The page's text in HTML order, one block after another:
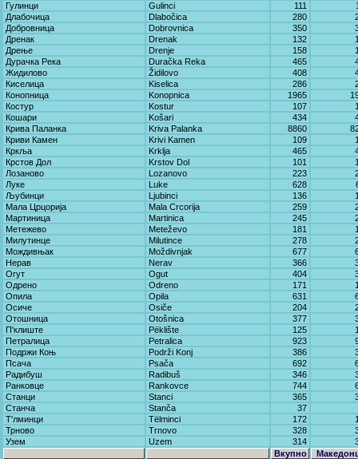
Гулинци
Gulinci 111
Длабочица
Dlabočica 280
Добровница
Dobrovnica 350
Дренак
Drenak 132
Дрење
Drenje 158
Дурачка Река
Duračka Reka 465
Жидилово
Židilovo 408
Киселица
Kiselica 286
Конопница
Konopnica 1965
Костур
Kostur 107
Кошари
Košari 434
Крива Паланка
Kriva Palanka 8860
Криви Камен
Krivi Kamen 109
Кркља
Krklja 465
Крстов Дол
Krstov Dol 101
Лозаново
Lozanovo 223
Луке
Luke 628
Љубинци
Ljubinci 136
Мала Црцорија
Mala Crcorija 259
Мартиница
Martinica 245
Метежево
Meteževo 181
Милутинце
Milutince 278
Мождивњак
Moždivnjak 677
Нерав
Nerav 366
Огут
Ogut 404
Одрено
Odreno 171
Опила
Opila 631
Осиче
Osiče 204
Отошница
Otošnica 377
П'клиште
Pëklište 125
Петралица
Petralica 923
Подржи Коњ
Podrži Konj 386
Псача
Psača 692
Радибуш
Radibuš 346
Ранковце
Rankovce 744
Станци
Stanci 365
Станча
Stanča
37
Т'лминци
Tëlminci 172
Трново
Trnovo 328
Узем
Uzem 314
Вкупно